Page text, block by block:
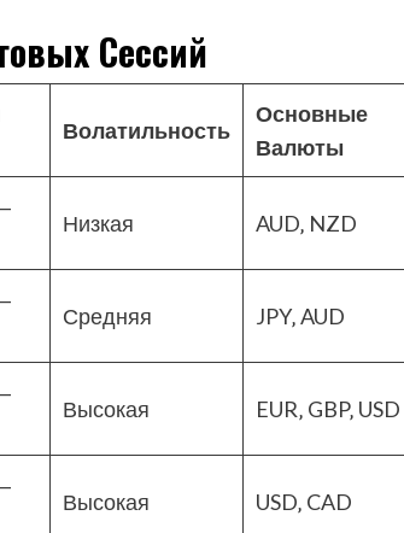
Сессий
Волатильность
Основные
Валюты
Низкая AUD‚ NZD
Средняя JPY‚ AUD
Высокая EUR‚ GBP‚ USD
Высокая USD‚ CAD